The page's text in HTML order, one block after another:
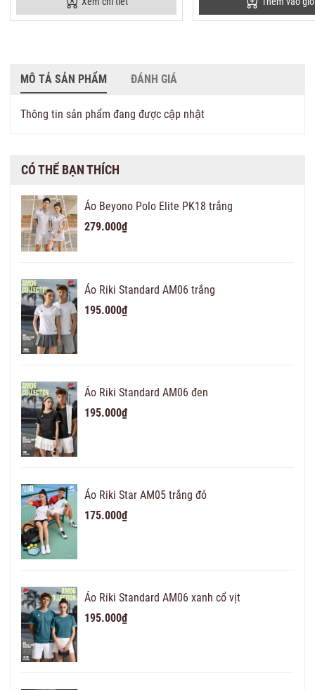
MÔ TẢ SẢN PHẨM ĐÁNH GIÁ
Thông tin sản phẩm đang được cập nhật
CÓ THỂ BẠN THÍCH
Áo Beyono Polo Elite PK18 trắng
279.000₫
Áo Riki Standard AM06 trắng
195.000₫
Áo Riki Standard AM06 đen
195.000₫
Áo Riki Star AM05 trắng đỏ
175.000₫
Áo Riki Standard AM06 xanh cổ vịt
195.000₫